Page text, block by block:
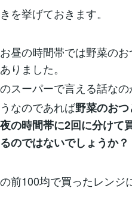
を挙げておきます。
昼の時間帯では野菜の
りました。
スーパーで言える話なの
なのであれば野菜のお
の時間帯に2回に分けて
のではないでしょうか？
前100均で買ったレン